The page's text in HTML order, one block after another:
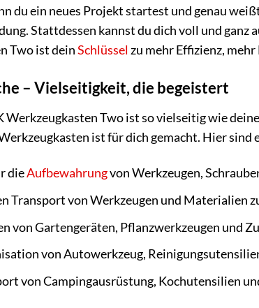
du ein neues Projekt startest und genau
Stattdessen kannst du dich voll und
Two ist deinSchlüsselzu mehr Effizienz,
– Vielseitigkeit, die begeistert
Werkzeugkasten Two ist so vielseitig wie
ist für dich gemacht. Hier
dieAufbewahrungvon Werkzeugen,
Transport von Werkzeugen und Materialien
von Gartengeräten, Pflanzwerkzeugen und
von Autowerkzeug,
von Campingausrüstung, Kochutensilien